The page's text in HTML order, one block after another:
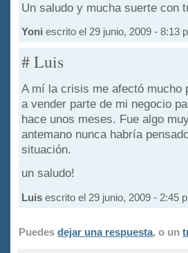
Un saludo y mucha suerte con
Yoni escrito el 29 junio, 2009 - 8:13
# Luis
A mí la crisis me afectó mucho
a vender parte de mi negocio
hace unos meses. Fue algo
antemano nunca habría
situación.
un saludo!
Luis escrito el 29 junio, 2009 - 2:45
Puedes dejar una respuesta, o un